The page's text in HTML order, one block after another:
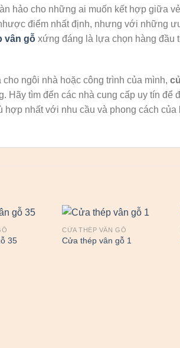
hảo cho những ai muốn kết hợp giữa
điểm nhất định, nhưng với những
vân gỗxứng đáng là lựa chọn hàng đầu
ngôi nhà hoặc công trình của mình,
Hãy tìm đến các nhà cung cấp uy tín để
nhất với nhu cầu và phong cách của
35
CỬA THÉP VÂN GỖ
Cửa thép vân gỗ 1